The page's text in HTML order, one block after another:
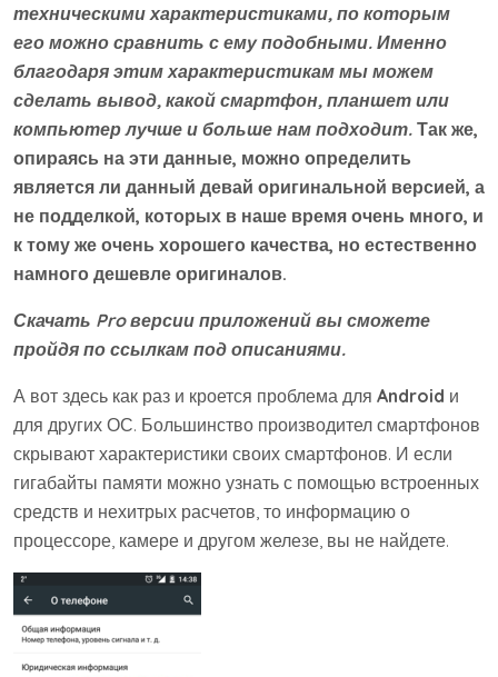
техническими характеристиками, по которым
его можно сравнить с ему подобными. Именно
благодаря этим характеристикам мы можем
сделать вывод, какой смартфон, планшет или
компьютер лучше и больше нам подходит. Так же,
опираясь на эти данные, можно определить
является ли данный девай оригинальной версией, а
не подделкой, которых в наше время очень много, и
к тому же очень хорошего качества, но естественно
намного дешевле оригиналов.
Скачать Pro версии приложений вы сможете
пройдя по ссылкам под описаниями.
А вот здесь как раз и кроется проблема для Android и
для других ОС. Большинство производител смартфонов
скрывают характеристики своих смартфонов. И если
гигабайты памяти можно узнать с помощью встроенных
средств и нехитрых расчетов, то информацию о
процессоре, камере и другом железе, вы не найдете.